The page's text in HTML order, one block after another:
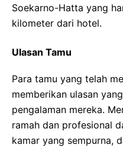
Soekarno-Hatta yang
kilometer dari hotel.
Ulasan Tamu
Para tamu yang telah
memberikan ulasan
pengalaman mereka.
ramah dan profesional
kamar yang sempurna,